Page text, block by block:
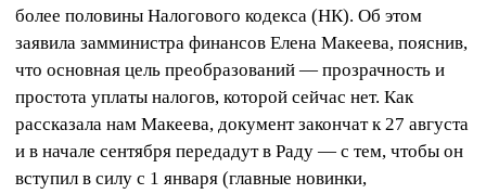
более половины Налогового кодекса (НК). Об этом
заявила замминистра финансов Елена Макеева, пояснив,
что основная цель преобразований — прозрачность и
простота уплаты налогов, которой сейчас нет. Как
рассказала нам Макеева, документ закончат к 27 августа
и в начале сентября передадут в Раду — с тем, чтобы он
вступил в силу с 1 января (главные новинки,